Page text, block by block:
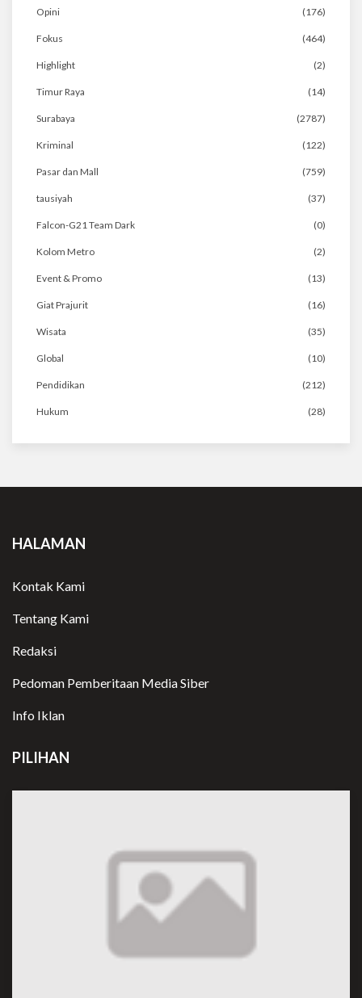
Opini (176)
Fokus (464)
Highlight (2)
Timur Raya (14)
Surabaya (2787)
Kriminal (122)
Pasar dan Mall (759)
tausiyah (37)
Falcon-G21 Team Dark (0)
Kolom Metro (2)
Event & Promo (13)
Giat Prajurit (16)
Wisata (35)
Global (10)
Pendidikan (212)
Hukum (28)
HALAMAN
Kontak Kami
Tentang Kami
Redaksi
Pedoman Pemberitaan Media Siber
Info Iklan
PILIHAN